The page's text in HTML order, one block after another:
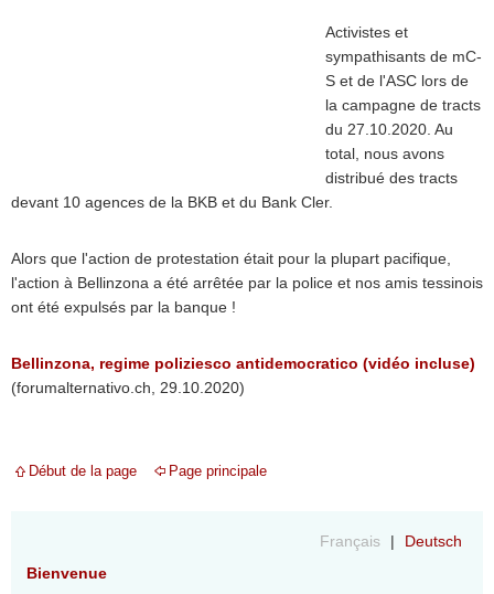
Activistes et
sympathisants de mC-
S et de l'ASC lors de
la campagne de tracts
du 27.10.2020. Au
total, nous avons
distribué des tracts
devant 10 agences de la BKB et du Bank Cler.
Alors que l'action de protestation était pour la plupart pacifique,
l'action à Bellinzona a été arrêtée par la police et nos amis tessinois
ont été expulsés par la banque !
Bellinzona, regime poliziesco antidemocratico (vidéo incluse)
(forumalternativo.ch, 29.10.2020)
Début de la page Page principale
Français
Deutsch
Bienvenue